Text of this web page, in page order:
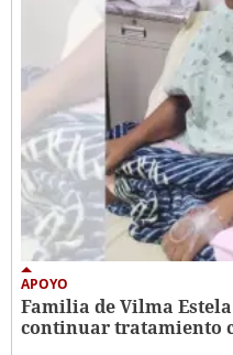
APOYO
Familia de Vilma
continuar tratamiento